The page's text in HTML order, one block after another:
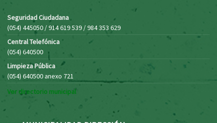
Seguridad Ciudadana
(054) 445050 / 914 619 539 / 984 353 629
Central Telefónica
(054) 640500
Limpieza Pública
(054) 640500 anexo 721
Ver directorio municipal